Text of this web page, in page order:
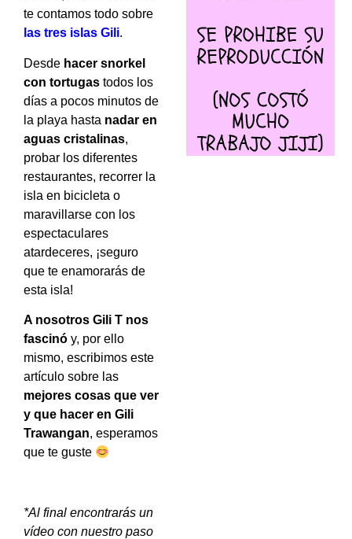
te contamos todo sobre
las tres islas Gili.
Desde hacer snorkel
con tortugas todos los
días a pocos minutos de
la playa hasta nadar en
aguas cristalinas,
probar los diferentes
restaurantes, recorrer la
isla en bicicleta o
maravillarse con los
espectaculares
atardeceres, ¡seguro
que te enamorarás de
esta isla!
A nosotros Gili T nos
fascinó y, por ello
mismo, escribimos este
artículo sobre las
mejores cosas que ver
y que hacer en Gili
Trawangan, esperamos
que te guste
*Al final encontrarás un
vídeo con nuestro paso